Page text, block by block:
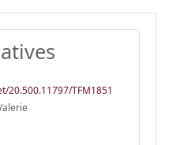
20.500.11797/TFM1851